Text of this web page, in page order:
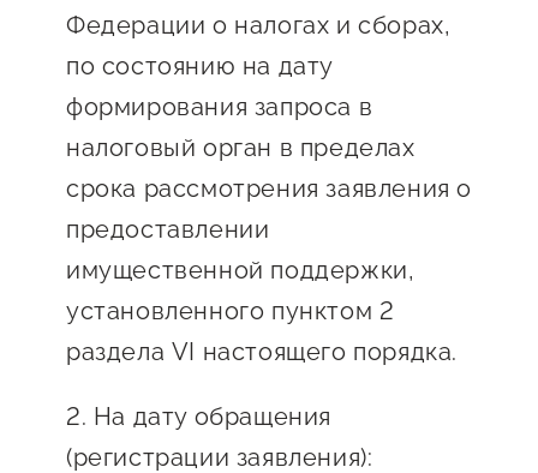
Центры поддержки
Центр информационно-
консультационного
сопровождения
О центре
Поддержка центра
Онлайн-витрина
Истории успеха
Центр образовательных
программ и молодежного
предпринимательства
Календарь
мероприятий для
социальной сферы
Федерации о налогах и сборах,
по состоянию на дату
формирования запроса в
налоговый орган в пределах
срока рассмотрения заявления о
предоставлении
имущественной поддержки,
установленного пунктом 2
раздела VI настоящего порядка.
2. На дату обращения
(регистрации заявления):